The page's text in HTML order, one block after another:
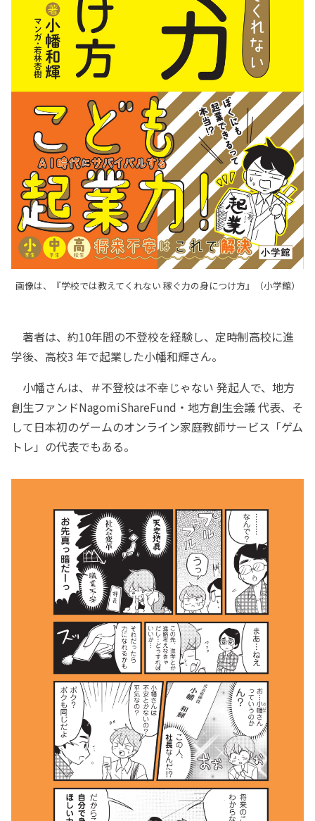
画像は、『学校では教えてくれない 稼ぐ力の身につけ方』（小学館）
著者は、約10年間の不登校を経験し、定時制高校に進
学後、高校3 年で起業した小幡和輝さん。
小幡さんは、＃不登校は不幸じゃない 発起人で、地方
創生ファンドNagomiShareFund・地方創生会議 代表、そ
して日本初のゲームのオンライン家庭教師サービス「ゲム
トレ」の代表でもある。